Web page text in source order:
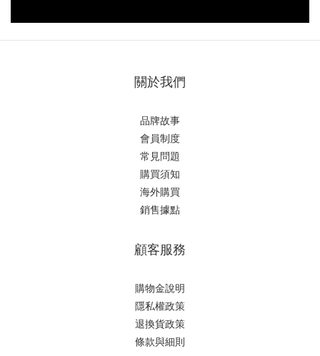
關於我們
品牌故事
會員制度
常見問題
購買須知
海外購買
銷售據點
顧客服務
購物金說明
隱私權政策
退換貨政策
條款與細則